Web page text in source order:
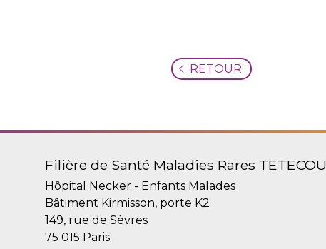
RETOUR
Filière de Santé Maladies Rares TETECOU
Hôpital Necker - Enfants Malades
Bâtiment Kirmisson, porte K2
149, rue de Sèvres
75 015 Paris